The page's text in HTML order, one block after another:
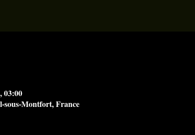
03:00
sous-Montfort, France